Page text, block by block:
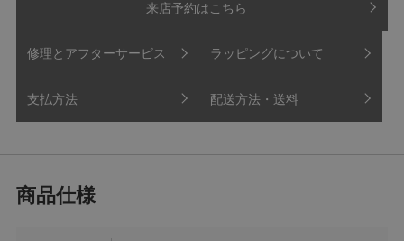
来店予約はこちら
修理とアフターサービス ラッピングについて
支払方法 配送方法・送料